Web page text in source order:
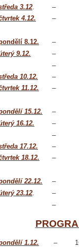
3.12
–
4.12.
–
8.12.
–
9.12.
–
–
10.12.
–
11.12.
–
15.12.
–
16.12.
–
–
17.12.
–
18.12.
–
22.12.
–
23.12
–
–
1.12. –